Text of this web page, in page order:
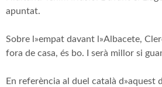
apuntat.
Sobre l»empat davant l»Albacete,
fora de casa, és bo. I serà millor si
En referència al duel català d»aquest